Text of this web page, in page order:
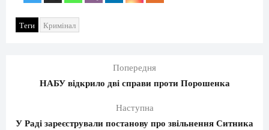
Теги Кримінал
Попередня
НАБУ відкрило дві справи проти Порошенка
Наступна
У Раді зареєстрували постанову про звільнення Ситника